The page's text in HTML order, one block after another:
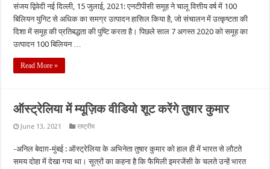
संजय द्विवेदी नई दिल्ली, 15 जुलाई, 2021: एनटीपीसी समूह ने चालू वित्तीय वर्ष में 100
बिलियन युनिट से अधिक का समग्र उत्पादन हासिल किया है, जो संचालन में उत्कृष्टता की
दिशा में समूह की प्रतिबद्धता की पुष्टि करता है। पिछले साल 7 अगस्त 2020 को समूह का
उत्पादन 100 बिलियन …
Read More »
ऑस्ट्रेलिया में म्यूज़िक वीडियो शूट करेंगे तुषार कुमार
June 13, 2021 राष्ट्रीय
-अनिल बेदाग़-मुंबई : ऑस्ट्रेलिया के अभिनेता तुषार कुमार को हाल ही में भारत से लौटते
समय दोहा में देखा गया था। सूत्रों का कहना है कि फैमिली इमरजेंसी के चलते उन्हें भारत